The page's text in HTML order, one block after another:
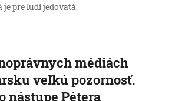
pre ľudí jedovatá.
médiách
veľkú pozornosť.
nástupe Pétera